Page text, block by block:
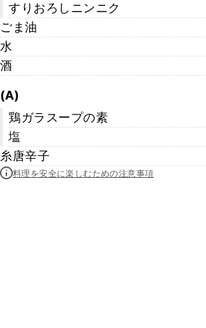
すりおろしニンニク
ごま油
水
酒
(A)
鶏ガラスープの素
塩
糸唐辛子
料理を安全に楽しむための注意事項